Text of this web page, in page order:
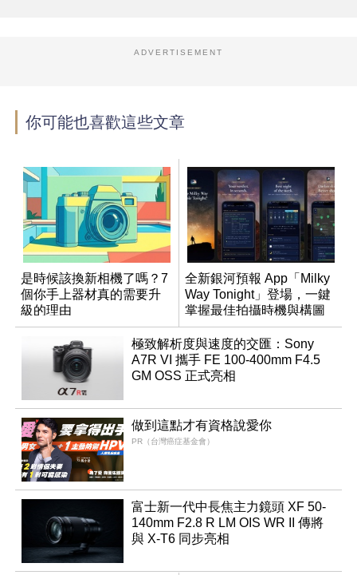
ADVERTISEMENT
你可能也喜歡這些文章
是時候該換新相機了嗎？7
個你手上器材真的需要升
級的理由
全新銀河預報 App「Milky
Way Tonight」登場，一鍵
掌握最佳拍攝時機與構圖
極致解析度與速度的交匯：Sony
A7R VI 攜手 FE 100-400mm F4.5
GM OSS 正式亮相
做到這點才有資格說愛你
PR（台灣癌症基金會）
富士新一代中長焦主力鏡頭 XF 50-
140mm F2.8 R LM OIS WR II 傳將
與 X-T6 同步亮相